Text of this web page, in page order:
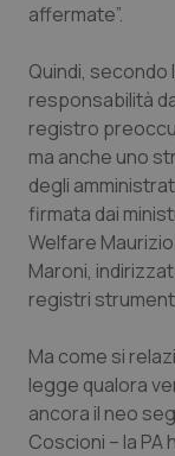
Lombardia
Marche
Molise
Piemonte
Provincia
Puglia
Dolore
Donna &
Epatiti
HIV
Infezioni &
Malattie
affermate”.
Quindi, secondo
responsabilità
registro
ma anche uno
degli
firmata dai
Welfare
Maroni,
registri
Ma come si
legge qualora
ancora il neo
Coscioni – la PA